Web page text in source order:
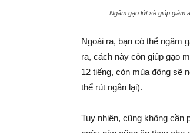
Ngâm gạo lứt sẽ giúp giảm
Ngoài ra, bạn có thể ngâm
ra, cách này còn giúp gạo
12 tiếng, còn mùa đông sẽ
thể rút ngắn lại).
Tuy nhiên, cũng không cần